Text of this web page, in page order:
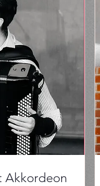
Akkordeon